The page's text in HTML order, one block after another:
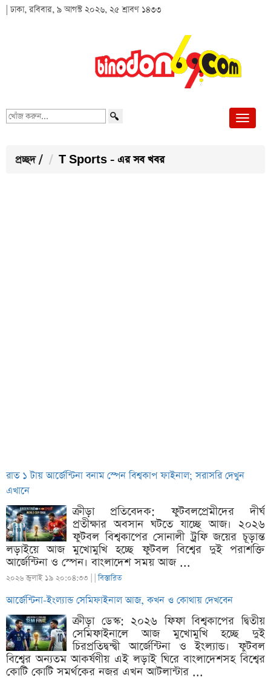
| ঢাকা, রবিবার, ৯ আগস্ট ২০২৬, ২৫ শ্রাবণ ১৪৩৩
খোঁজ
প্রচ্ছদ / T Sports - এর সব খবর
রাত ১ টায় আর্জেন্টিনা বনাম স্পেন বিশ্বকাপ ফাইনাল; সরাসরি দেখুন
এখানে
ক্রীড়া প্রতিবেদক: ফুটবলপ্রেমীদের দীর্ঘ
প্রতীক্ষার অবসান ঘটতে যাচ্ছে আজ। ২০২৬
ফুটবল বিশ্বকাপের সোনালী ট্রফি জয়ের চূড়ান্ত
লড়াইয়ে আজ মুখোমুখি হচ্ছে ফুটবল বিশ্বের দুই পরাশক্তি
আর্জেন্টিনা ও স্পেন। বাংলাদেশ সময় আজ ...
২০২৬ জুলাই ১৯ ২০:০৪:৩৩ | |বিস্তারিত
আর্জেন্টিনা-ইংল্যান্ড সেমিফাইনাল আজ, কখন ও কোথায় দেখবেন
ক্রীড়া ডেস্ক: ২০২৬ ফিফা বিশ্বকাপের দ্বিতীয়
সেমিফাইনালে আজ মুখোমুখি হচ্ছে দুই
চিরপ্রতিদ্বন্দ্বী আর্জেন্টিনা ও ইংল্যান্ড। ফুটবল
বিশ্বের অন্যতম আকর্ষণীয় এই লড়াই ঘিরে বাংলাদেশসহ বিশ্বের
কোটি কোটি সমর্থকের নজর এখন আটলান্টার ...